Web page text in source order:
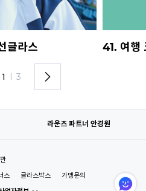
글라스 41. 여행
1 3
라운즈 파트너 안경원
스 글라스박스
가맹문의